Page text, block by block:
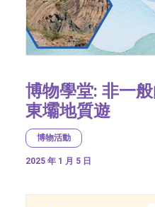
博物學堂: 非一
東壩地質遊
博物活動
2025 年 1 月 5 日